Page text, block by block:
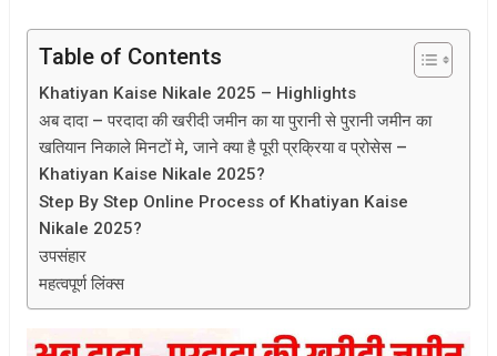
Table of Contents
Khatiyan Kaise Nikale 2025 – Highlights
अब दादा – परदादा की खरीदी जमीन का या पुरानी से पुरानी जमीन का
खतियान निकाले मिनटों मे, जाने क्या है पूरी प्रक्रिया व प्रोसेस –
Khatiyan Kaise Nikale 2025?
Step By Step Online Process of Khatiyan Kaise
Nikale 2025?
उपसंहार
महत्वपूर्ण लिंक्स